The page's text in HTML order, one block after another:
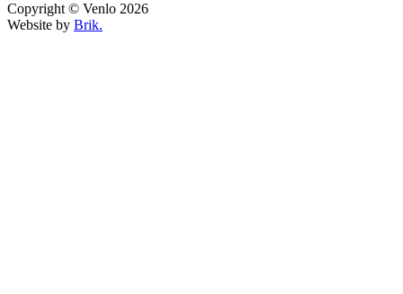
Copyright © Venlo 2026
Website by Brik.